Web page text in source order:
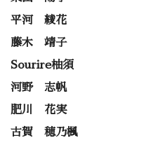
平河 綾花
藤木 靖子
Sourire柚須
河野 志帆
肥川 花実
古賀 穂乃楓